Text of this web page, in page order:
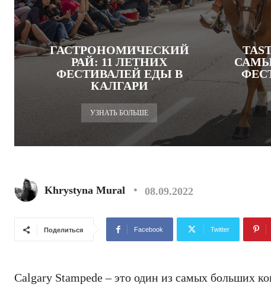
ГАСТРОНОМИЧЕСКИЙ
РАЙ: 11 ЛЕТНИХ
ФЕСТИВАЛЕЙ ЕДЫ В
КАЛГАРИ
УЗНАТЬ БОЛЬШЕ
Khrystyna Mural 08.09.2022
Поделиться Facebook Twitter
Calgary Stampede – это один из самых больших